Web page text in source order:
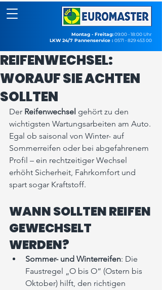
Montag - Freitag:09:00 - 18:00 Uhr
LKW 24/7 Pannenservice : 0571 - 829 453 00
REIFENWECHSEL:
WORAUF SIE ACHTEN
SOLLTEN
Der Reifenwechsel gehört zu den
wichtigsten Wartungsarbeiten am Auto.
Egal ob saisonal von Winter- auf
Sommerreifen oder bei abgefahrenem
Profil – ein rechtzeitiger Wechsel
erhöht Sicherheit, Fahrkomfort und
spart sogar Kraftstoff.
WANN SOLLTEN REIFEN
GEWECHSELT
WERDEN?
Sommer- und Winterreifen: Die
Faustregel „O bis O“ (Ostern bis
Oktober) hilft, den richtigen